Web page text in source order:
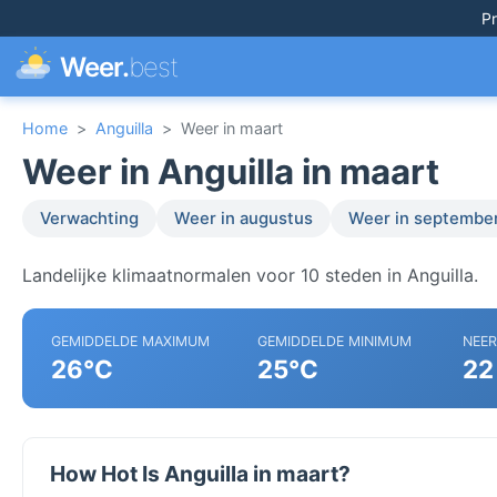
Weer.best
Home > Anguilla > Weer in maart
Weer in Anguilla in maart
Verwachting Weer in augustus Weer in
Landelijke klimaatnormalen voor 10 steden in Anguilla.
GEMIDDELDE MAXIMUM
26°C
GEMIDDELDE MINIMUM
25°C
How Hot Is Anguilla in maart?